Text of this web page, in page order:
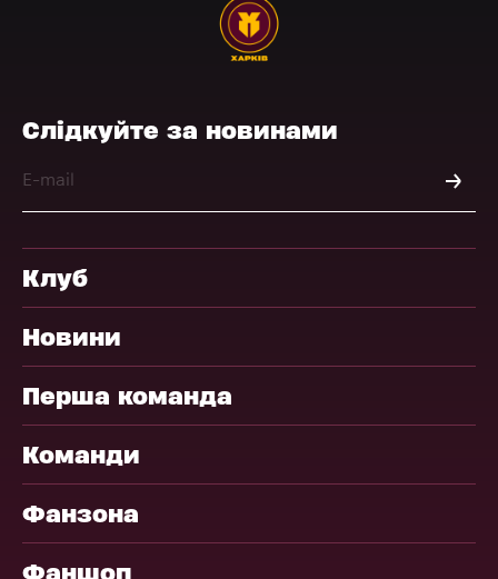
Слідкуйте за новинами
Клуб
Новини
Перша команда
Команди
Фанзона
Фаншоп